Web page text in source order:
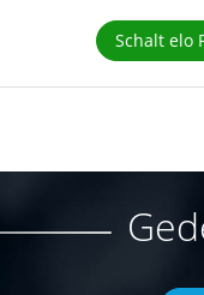
Schalt elo